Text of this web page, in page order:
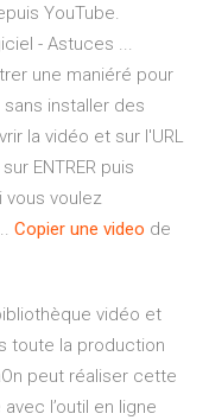
YouTube.
- Astuces ...
une maniéré pour
installer des
la vidéo et sur l'URL
ENTRER puis
vous voulez
Copier une video de
vidéo et
toute la production
peut réaliser cette
l’outil en ligne